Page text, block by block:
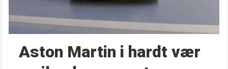
Aston Martin i hardt vær